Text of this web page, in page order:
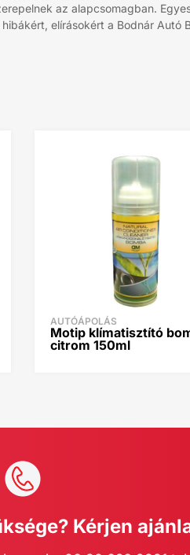
az alapcsomagban.
elírásokért a Bodnár Autó
AUTÓÁPOLÁS
Motip klímatisztító
citrom 150ml
Kérjen